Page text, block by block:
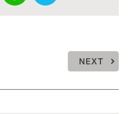
NEXT